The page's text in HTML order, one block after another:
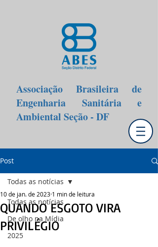
Associação Brasileira de
Engenharia Sanitária e
Ambiental Seção - DF
Post
Todas as notícias
De olho na Mídia
2025
Todas as notícias
QUANDO ESGOTO VIRA
PRIVILÉGIO
10 de jan. de 2023 1 min de leitura